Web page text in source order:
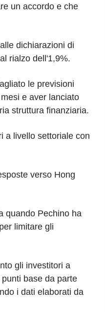
un accordo e che
dichiarazioni di
rialzo dell'1,9%.
le previsioni
e aver lanciato
struttura finanziaria.
a livello settoriale con
verso Hong
quando Pechino ha
limitare gli
gli investitori a
base da parte
i dati elaborati da